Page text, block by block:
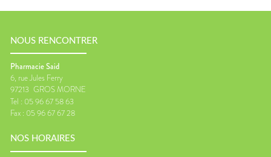
NOUS RENCONTRER
Pharmacie Said
6, rue Jules Ferry
97213 GROS MORNE
Tel : 05 96 67 58 63
Fax : 05 96 67 67 28
NOS HORAIRES